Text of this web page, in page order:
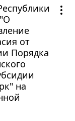
от
Порядка
на